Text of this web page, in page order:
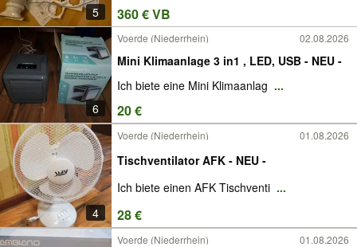
5 360 € VB
6
Voerde (Niederrhein) 02.08.2026
Mini Klimaanlage 3 in1 , LED, USB - NEU -
Ich biete eine Mini Klimaanlag ...
20 €
4
Voerde (Niederrhein) 01.08.2026
Tischventilator AFK - NEU -
Ich biete einen AFK Tischventi ...
28 €
Voerde (Niederrhein) 01.08.2026